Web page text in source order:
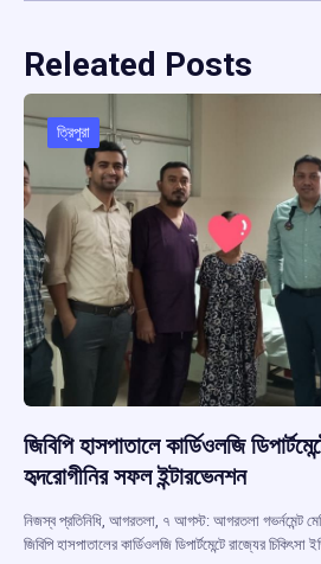
Releated Posts
ত্রিপুরা
জিবিপি হাসপাতালে কার্ডিওলজি
হৃদরোগীনির সফল ইন্টারভেনশন
নিজস্ব প্রতিনিধি, আগরতলা, ৭ আগস্ট: আগরতলা গভর্নমেন্ট
জিবিপি হাসপাতালের কার্ডিওলজি ডিপার্টমেন্টে রাজ্যের চিকিৎসা